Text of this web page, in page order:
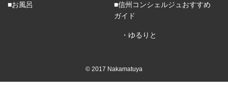
■お風呂
■信州コンシェルジュおすすめ
ガイド
・ゆるりと
© 2017 Nakamatuya